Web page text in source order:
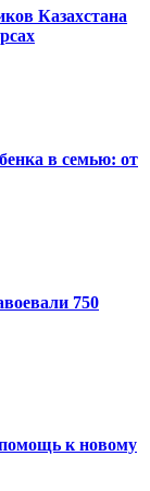
Казахстана
в семью: от
750
к новому